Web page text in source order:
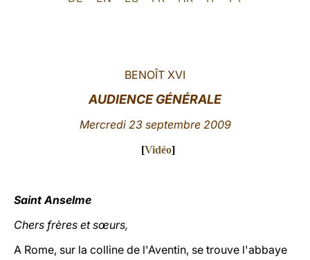
BENOÎT XVI
AUDIENCE GÉNÉRALE
Mercredi 23 septembre 2009
[Vidéo]
Saint Anselme
Chers frères et sœurs,
A Rome, sur la colline de l'Aventin, se trouve l'abbaye